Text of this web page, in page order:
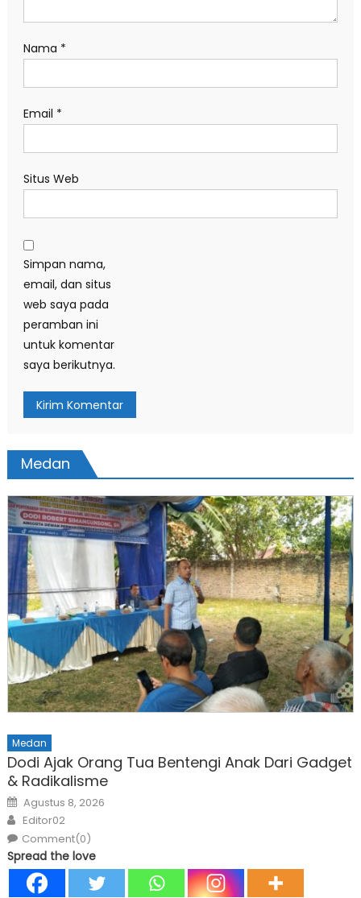
Nama *
Email *
Situs Web
Simpan nama,
email, dan situs
web saya pada
peramban ini
untuk komentar
saya berikutnya.
Medan
Medan
Dodi Ajak Orang Tua Bentengi Anak Dari Gadget
& Radikalisme
Posted
on
Agustus 8, 2026
Author
Editor02
Comment(0)
Spread the love